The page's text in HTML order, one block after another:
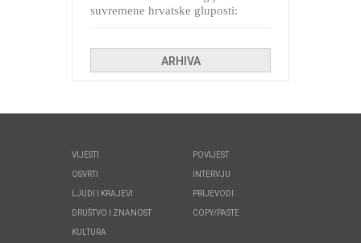
suvremene hrvatske gluposti:
ARHIVA
VIJESTI
OSVRTI
LJUDI I KRAJEVI
DRUŠTVO I ZNANOST
KULTURA
POVIJEST
INTERVJU
PRIJEVODI
COPY/PASTE